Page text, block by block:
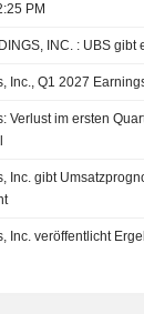
PM
CHARGEPOINT
Inc., Q1 2027
Verlust im ersten
Inc. gibt
Inc. veröffentlicht